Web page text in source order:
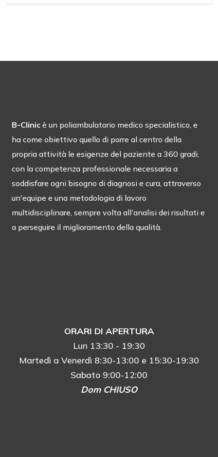
B-Clinic è un poliambulatorio medico specialistico, e
ha come obiettivo quello di porre al centro della
propria attività le esigenze del paziente a 360 gradi,
con la competenza professionale necessaria a
soddisfare ogni bisogno di diagnosi e cura, attraverso
un'equipe e una metodologia di lavoro
multidisciplinare, sempre volta all'analisi dei risultati e
a perseguire il miglioramento della qualità.
ORARI DI APERTURA
Lun 13:30 - 19:30
Martedì a Venerdì 8:30-13:00 e 15:30-19:30
Sabato 9:00-12:00
Dom CHIUSO